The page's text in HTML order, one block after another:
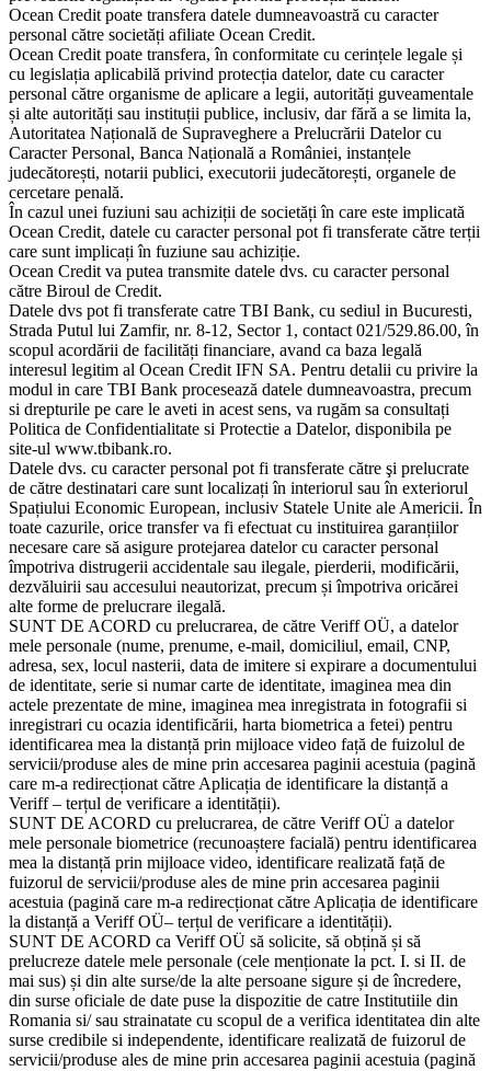
Ocean Credit poate transfera datele dumneavoastră cu caracter
personal către societăți afiliate Ocean Credit.
Ocean Credit poate transfera, în conformitate cu cerințele legale și
cu legislația aplicabilă privind protecția datelor, date cu caracter
personal către organisme de aplicare a legii, autorități guveamentale
și alte autorități sau instituții publice, inclusiv, dar fără a se limita la,
Autoritatea Națională de Supraveghere a Prelucrării Datelor cu
Caracter Personal, Banca Națională a României, instanțele
judecătorești, notarii publici, executorii judecătorești, organele de
cercetare penală.
În cazul unei fuziuni sau achiziții de societăți în care este implicată
Ocean Credit, datele cu caracter personal pot fi transferate către terții
care sunt implicați în fuziune sau achiziție.
Ocean Credit va putea transmite datele dvs. cu caracter personal
către Biroul de Credit.
Datele dvs pot fi transferate catre TBI Bank, cu sediul in Bucuresti,
Strada Putul lui Zamfir, nr. 8-12, Sector 1, contact 021/529.86.00, în
scopul acordării de facilități financiare, avand ca baza legală
interesul legitim al Ocean Credit IFN SA. Pentru detalii cu privire la
modul in care TBI Bank procesează datele dumneavoastra, precum
si drepturile pe care le aveti in acest sens, va rugăm sa consultați
Politica de Confidentialitate si Protectie a Datelor, disponibila pe
site-ul www.tbibank.ro.
Datele dvs. cu caracter personal pot fi transferate către şi prelucrate
de către destinatari care sunt localizați în interiorul sau în exteriorul
Spațiului Economic European, inclusiv Statele Unite ale Americii. În
toate cazurile, orice transfer va fi efectuat cu instituirea garanțiilor
necesare care să asigure protejarea datelor cu caracter personal
împotriva distrugerii accidentale sau ilegale, pierderii, modificării,
dezvăluirii sau accesului neautorizat, precum și împotriva oricărei
alte forme de prelucrare ilegală.
SUNT DE ACORD cu prelucrarea, de către Veriff OÜ, a datelor
mele personale (nume, prenume, e-mail, domiciliul, email, CNP,
adresa, sex, locul nasterii, data de imitere si expirare a documentului
de identitate, serie si numar carte de identitate, imaginea mea din
actele prezentate de mine, imaginea mea inregistrata in fotografii si
inregistrari cu ocazia identificării, harta biometrica a fetei) pentru
identificarea mea la distanță prin mijloace video față de fuizolul de
servicii/produse ales de mine prin accesarea paginii acestuia (pagină
care m-a redirecționat către Aplicația de identificare la distanță a
Veriff – terțul de verificare a identității).
SUNT DE ACORD cu prelucrarea, de către Veriff OÜ a datelor
mele personale biometrice (recunoaștere facială) pentru identificarea
mea la distanță prin mijloace video, identificare realizată față de
fuizorul de servicii/produse ales de mine prin accesarea paginii
acestuia (pagină care m-a redirecționat către Aplicația de identificare
la distanță a Veriff OÜ– terțul de verificare a identității).
SUNT DE ACORD ca Veriff OÜ să solicite, să obțină și să
prelucreze datele mele personale (cele menționate la pct. I. si II. de
mai sus) și din alte surse/de la alte persoane sigure și de încredere,
din surse oficiale de date puse la dispozitie de catre Institutiile din
Romania si/ sau strainatate cu scopul de a verifica identitatea din alte
surse credibile si independente, identificare realizată de fuizorul de
servicii/produse ales de mine prin accesarea paginii acestuia (pagină